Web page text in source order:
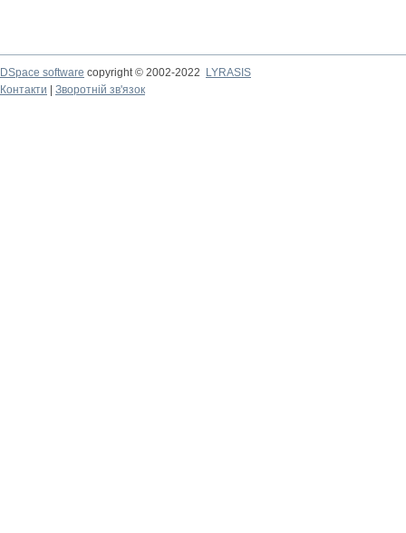
DSpace software copyright © 2002-2022
LYRASIS
Контакти
Зворотній зв'язок